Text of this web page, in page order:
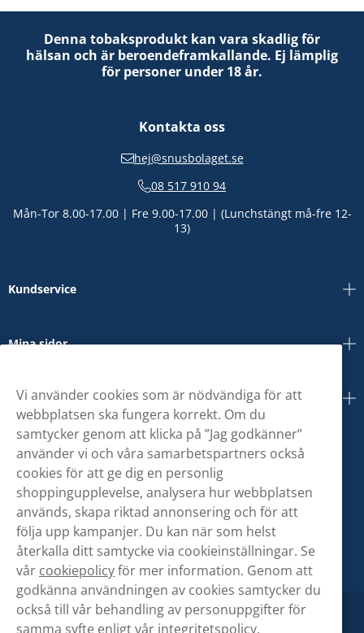
Denna tobaksprodukt kan vara skadlig för
hälsan och är beroendeframkallande. Ej lämplig
för personer under 18 år.
Kontakta oss
hej@snusbolaget.se
08 517 910 94
Mån-Tor 8.00-17.00 | Fre 9.00-17.00 | (Lunchstängt må-fre 12-
13)
Kundservice
Mina sidor
Om oss
Vi använder cookies som är nödvändiga för att
webbplatsen ska fungera korrekt. Om du
samtycker genom att klicka på ”Jag godkänner”
använder vi och våra samarbetspartners också
cookies för att ge dig en personlig
shoppingupplevelse, analysera hur webbplatsen
används, skapa riktad annonsering och för att
följa upp kampanjer. Du kan när som helst
återkalla ditt samtycke via cookieinställningar. Se
vår cookiepolicyför mer information. Genom att
godkänna användningen av cookies samtycker du
också till vår behandling av personuppgifter för
samma syfte enligt vår integritetspolicy.